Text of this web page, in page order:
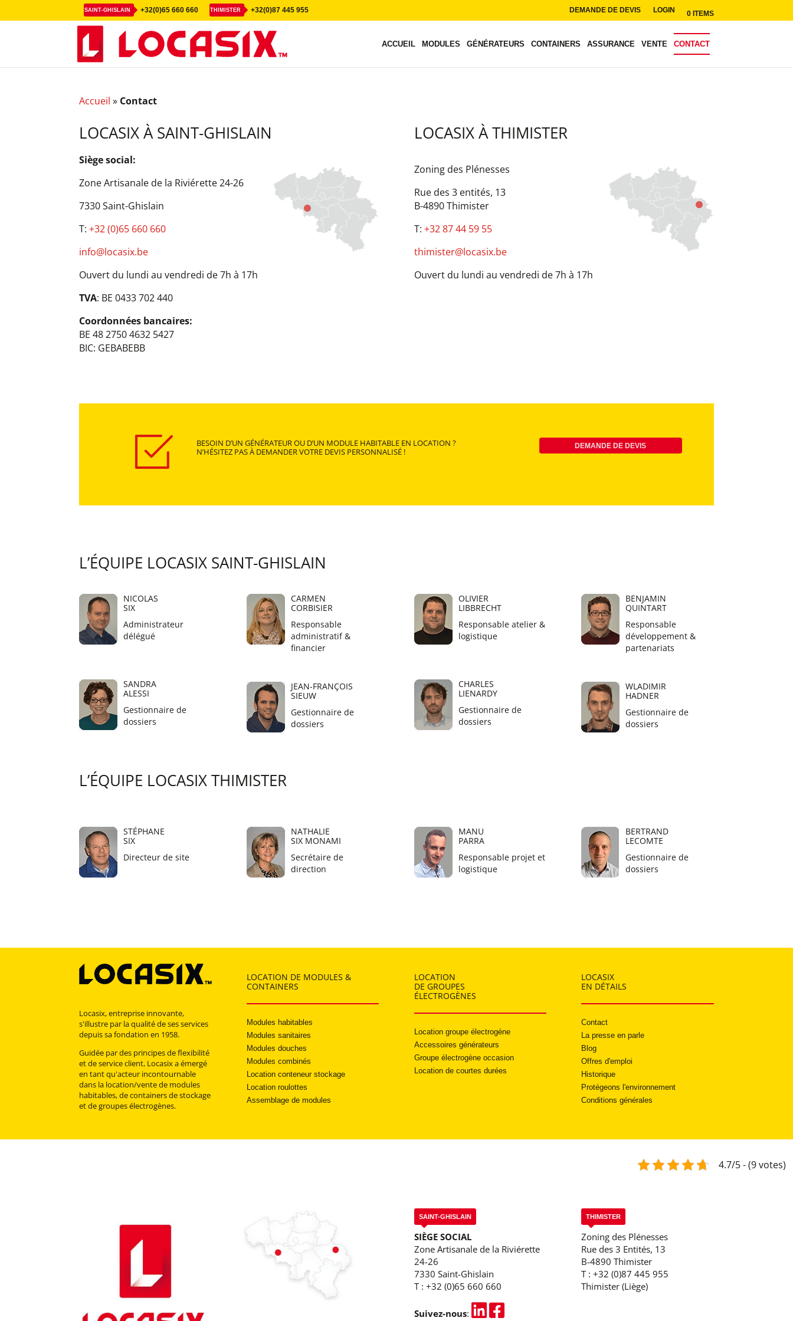
SAINT-GHISLAIN +32(0)65 660 660 THIMISTER +32(0)87 445 955 DEMANDE DE DEVIS LOGIN 0 ITEMS
ACCUEIL MODULES GÉNÉRATEURS CONTAINERS ASSURANCE VENTE CONTACT
Accueil » Contact
LOCASIX À SAINT-GHISLAIN
Siège social:
Zone Artisanale de la Riviérette 24-26
7330 Saint-Ghislain
T:+32 (0)65 660 660
info@locasix.be
Ouvert du lundi au vendredi de 7h à 17h
TVA: BE 0433 702 440
Coordonnées bancaires:
BE 48 2750 4632 5427
BIC: GEBABEBB
LOCASIX À THIMISTER
Zoning des Plénesses
Rue des 3 entités, 13
B-4890 Thimister
T: +32 87 44 59 55
thimister@locasix.be
Ouvert du lundi au vendredi de 7h à 17h
BESOIN D’UN GÉNÉRATEUR OU D’UN MODULE HABITABLE EN LOCATION ?
N’HÉSITEZ PAS À DEMANDER VOTRE DEVIS PERSONNALISÉ !
DEMANDE DE DEVIS
L’ÉQUIPE LOCASIX SAINT-GHISLAIN
NICOLAS
SIX
Administrateur
délégué
SANDRA
ALESSI
Gestionnaire de
dossiers
CARMEN
CORBISIER
Responsable
administratif &
financier
JEAN-FRANÇOIS
SIEUW
Gestionnaire de
dossiers
OLIVIER
LIBBRECHT
Responsable atelier &
logistique
CHARLES
LIENARDY
Gestionnaire de
dossiers
BENJAMIN
QUINTART
Responsable
développement &
partenariats
WLADIMIR
HADNER
Gestionnaire de
dossiers
L’ÉQUIPE LOCASIX THIMISTER
STÉPHANE
SIX
Directeur de site
NATHALIE
SIX MONAMI
Secrétaire de
direction
MANU
PARRA
Responsable projet et
logistique
BERTRAND
LECOMTE
Gestionnaire de
dossiers
Locasix, entreprise innovante,
s'illustre par la qualité de ses services
depuis sa fondation en 1958.
Guidée par des principes de flexibilité
et de service client, Locasix a émergé
en tant qu'acteur incontournable
dans la location/vente de modules
habitables, de containers de stockage
et de groupes électrogènes.
LOCATION DE MODULES &
CONTAINERS
Modules habitables
Modules sanitaires
Modules douches
Modules combinés
Location conteneur stockage
Location roulottes
Assemblage de modules
LOCATION
DE GROUPES
ÉLECTROGÈNES
Location groupe électrogène
Accessoires générateurs
Groupe électrogène occasion
Location de courtes durées
LOCASIX
EN DÉTAILS
Contact
La presse en parle
Blog
Offres d'emploi
Historique
Protégeons l'environnement
Conditions générales
4.7/5 - (9 votes)
SAINT-GHISLAIN
SIÈGE SOCIAL
Zone Artisanale de la Riviérette
24-26
7330 Saint-Ghislain
T : +32 (0)65 660 660
Suivez-nous:
THIMISTER
Zoning des Plénesses
Rue des 3 Entités, 13
B-4890 Thimister
T :+32 (0)87 445 955
Thimister (Liège)